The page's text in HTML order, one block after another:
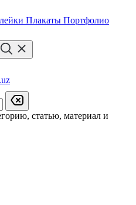
Плакаты Портфолио
статью, материал и